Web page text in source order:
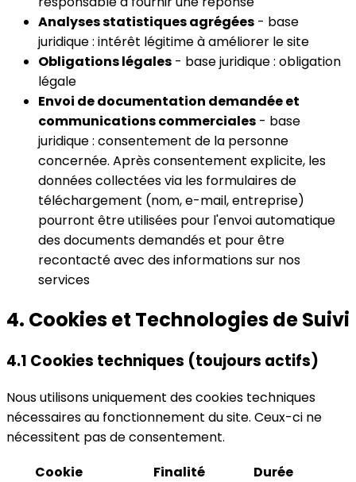
Analyses statistiques agrégées - base
juridique : intérêt légitime à améliorer le site
Obligations légales - base juridique : obligation
légale
Envoi de documentation demandée et
communications commerciales - base
juridique : consentement de la personne
concernée. Après consentement explicite, les
données collectées via les formulaires de
téléchargement (nom, e-mail, entreprise)
pourront être utilisées pour l'envoi automatique
des documents demandés et pour être
recontacté avec des informations sur nos
services
4. Cookies et Technologies de Suivi
4.1 Cookies techniques (toujours actifs)
Nous utilisons uniquement des cookies techniques
nécessaires au fonctionnement du site. Ceux-ci ne
nécessitent pas de consentement.
Cookie
Finalité
Durée